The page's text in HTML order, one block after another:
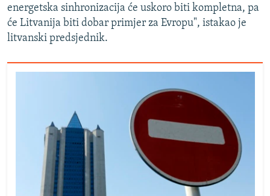
energetska sinhronizacija će uskoro biti kompletna, pa
će Litvanija biti dobar primjer za Evropu", istakao je
litvanski predsjednik.